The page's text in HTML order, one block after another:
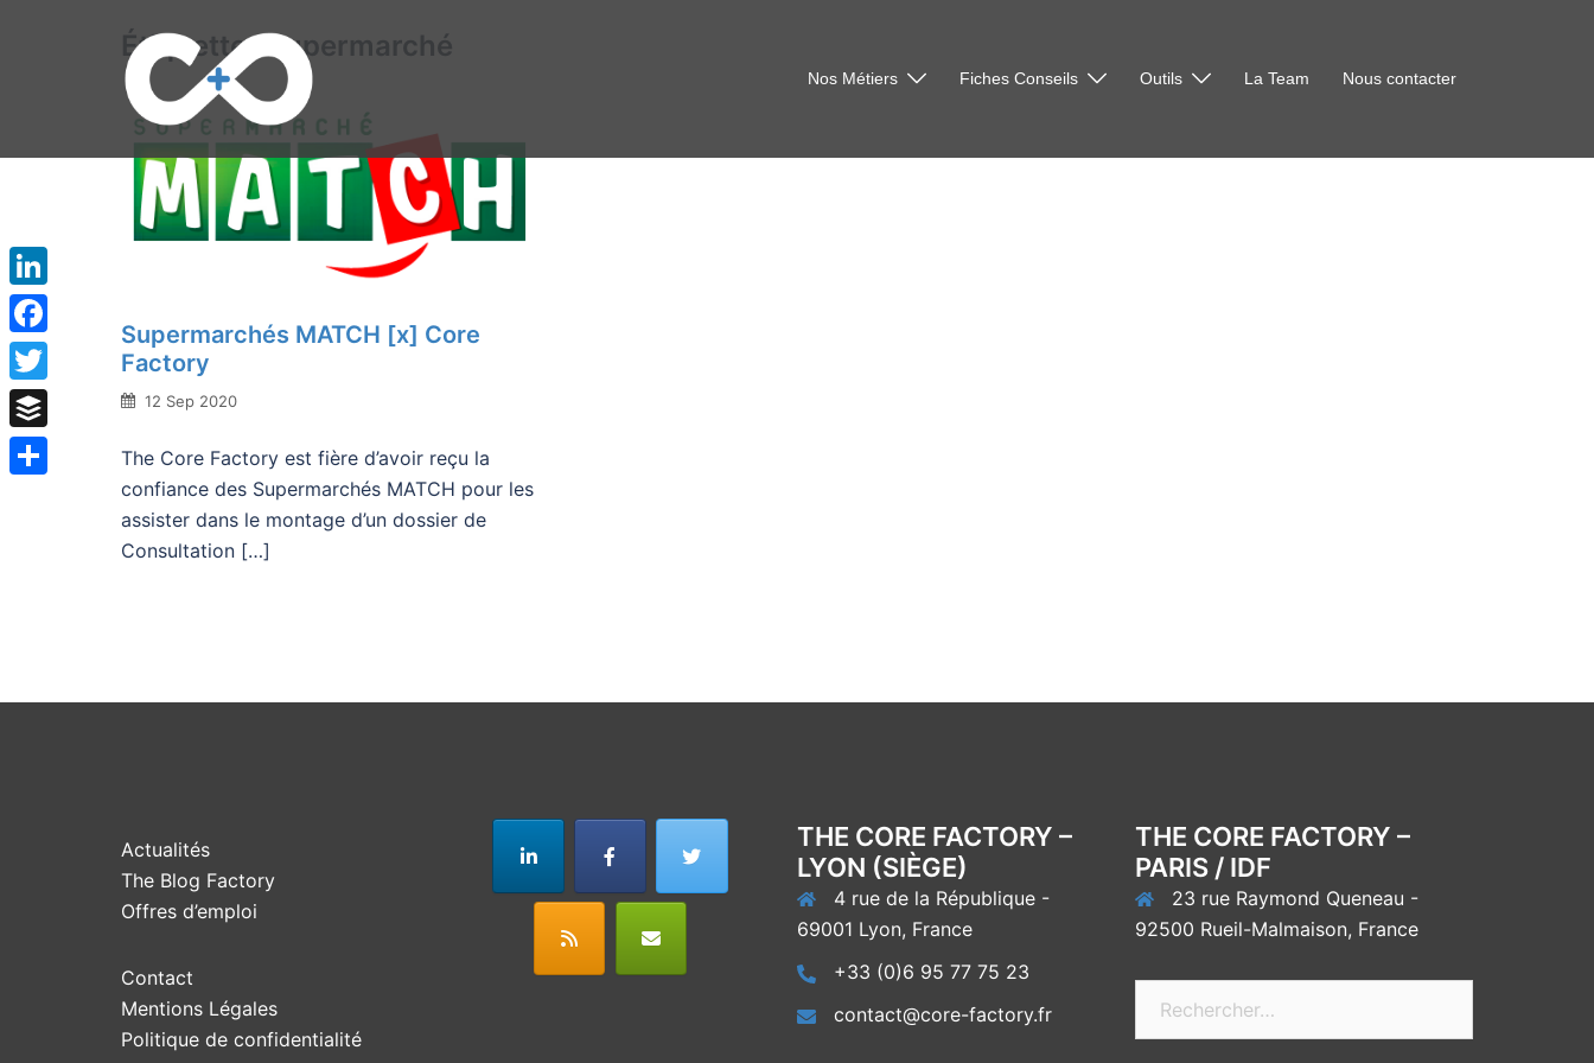
Nos Métiers Fiches Conseils Outils La Team Nous contacter
Étiquette : supermarché
Supermarchés MATCH [x] Core
Factory
12 Sep 2020
The Core Factory est fière d’avoir reçu la
confiance des Supermarchés MATCH pour les
assister dans le montage d’un dossier de
Consultation […]
Actualités
The Blog Factory
Offres d’emploi
Contact
Mentions Légales
Politique de confidentialité
THE CORE FACTORY –
LYON (SIÈGE)
4 rue de la République -
69001 Lyon, France
+33 (0)6 95 77 75 23
contact@core-factory.fr
THE CORE FACTORY –
PARIS / IDF
23 rue Raymond Queneau -
92500 Rueil-Malmaison, France
LinkedIn
Facebook
Twitter
Buffer